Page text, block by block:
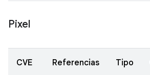
Pixel
CVE Referencias Tipo